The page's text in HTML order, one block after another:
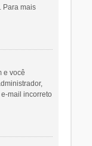
Para mais
e você
mail incorreto